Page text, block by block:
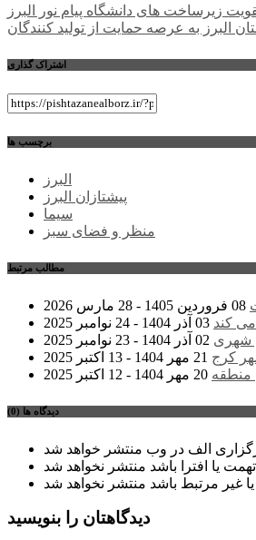
راهبری
نوشته
البرز به عرصه حمایت از تولید کنندگان
اشتراک گذاری
برچسب ها
البرز
پیشتازان البرز
سیما
منظر و فضای سبز
مطالب مرتبط
08 فروردین 1405 - 28 مارس 2026
کند 03 آذر 1404 - 24 نوامبر 2025
شهری 02 آذر 1404 - 23 نوامبر 2025
کرج 21 مهر 1404 - 13 اکتبر 2025
منطقه 20 مهر 1404 - 12 اکتبر 2025
دیدگاه ها (0)
دیدگاهتان را بنویسید